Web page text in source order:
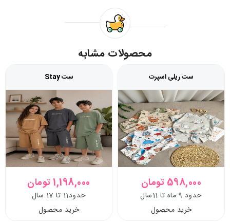
محصولات مشابه
ست ریلی اسپرت
598,000 تومان
حدود 9 ماه تا 11سال
خرید محصول
ست Stay
1,198,000 تومان
حدود11 تا 17 سال
خرید محصول